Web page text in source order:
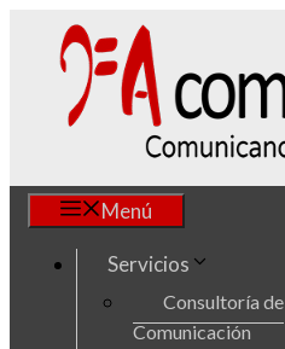
contenido
Menú
Servicios
Consultoría de
Comunicación